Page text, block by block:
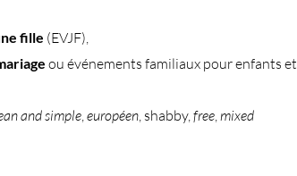
fille (EVJF),
ou événements familiaux pour enfants et
and simple,européen, shabby,free,mixed